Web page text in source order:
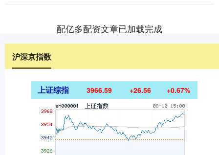
配亿多配资文章已加载完成
沪深京指数
上证综指 3966.59 +26.56 +0.67%